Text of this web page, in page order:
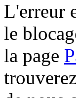
L'erreur
le
la page